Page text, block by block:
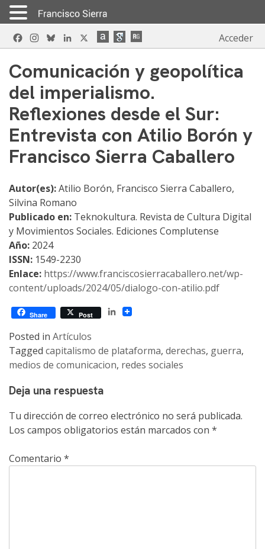
Skip
to
FacebookInstagram
BlueskyLinkedIn Acceder
Comunicación y geopolítica
del imperialismo.
Reflexiones desde el Sur:
Entrevista con Atilio Borón y
Francisco Sierra Caballero
Autor(es):Atilio Borón, Francisco Sierra Caballero,
Silvina Romano
Publicado en: Teknokultura. Revista de Cultura Digital
y Movimientos Sociales. Ediciones Complutense
Año: 2024
ISSN: 1549-2230
Enlace: https://www.franciscosierracaballero.net/wp-
content/uploads/2024/05/dialogo-con-atilio.pdf
Share Post
LinkedIn
Posted in Artículos
Tagged capitalismo de plataforma, derechas, guerra,
medios de comunicacion, redes sociales
Deja una respuesta
Tu dirección de correo electrónico no será publicada.
Los campos obligatorios están marcados con *
Comentario *